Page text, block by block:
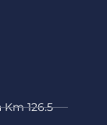
126.5